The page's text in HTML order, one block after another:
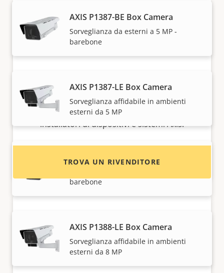
AXIS P1387-BE Box Camera
Sorveglianza da esterni a 5 MP -
barebone
AXIS P1387-LE Box Camera
Sorveglianza affidabile in ambienti
esterni da 5 MP
AXIS P1388-BE Box Camera
barebone
AXIS P1388-LE Box Camera
Sorveglianza affidabile in ambienti
esterni da 8 MP
Desideri acquistare i dispositivi Axis?
Trova rivenditori, integratori di sistema e
installatori di dispositivi e sistemi Axis.
TROVA UN RIVENDITORE